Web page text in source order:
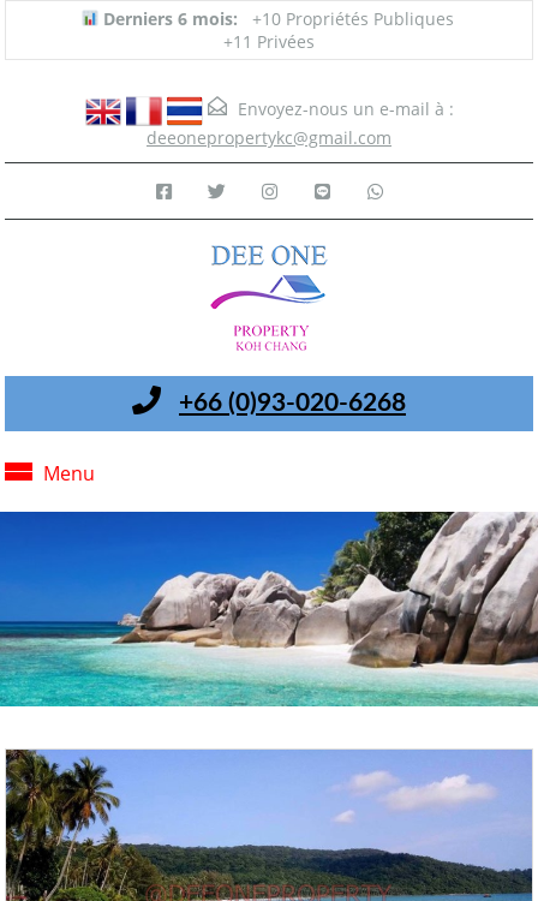
Derniers 6 mois:
+10 Propriétés Publiques
+11 Privées
Envoyez-nous un e-mail à :
deeonepropertykc@gmail.com
+66 (0)93-020-6268
Menu